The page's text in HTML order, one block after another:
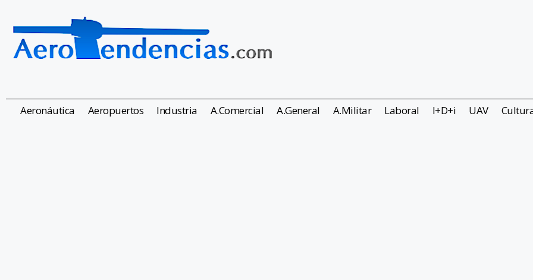
Aeronáutica Aeropuertos Industria A.Comercial A.General A.Militar Laboral I+D+i UAV